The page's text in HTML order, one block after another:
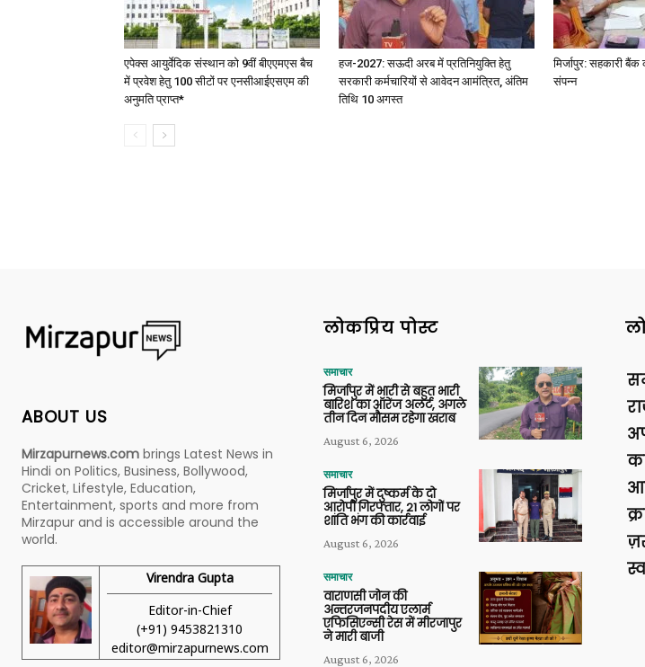
एपेक्स आयुर्वेदिक संस्थान को 9वीं बीएएमएस बैच
में प्रवेश हेतु 100 सीटों पर एनसीआईएसएम की
अनुमति प्राप्त*
हज-2027: सऊदी अरब में प्रतिनियुक्ति हेतु
सरकारी कर्मचारियों से आवेदन आमंत्रित, अंतिम
तिथि 10 अगस्त
मिर्जापुर: सहकारी
संपन्न
ABOUT US
Mirzapurnews.com brings Latest News in
Hindi on Politics, Business, Bollywood,
Cricket, Lifestyle, Education,
Entertainment, sports and more from
Mirzapur and is accessible around the
world.
Virendra Gupta
Editor-in-Chief
(+91) 9453821310
editor@mirzapurnews.com
लोकप्रिय पोस्ट
समाचार
मिर्जापुर में भारी से बहुत भारी
बारिश का ऑरेंज अलर्ट, अगले
तीन दिन मौसम रहेगा खराब
August 6, 2026
समाचार
मिर्जापुर में दुष्कर्म के दो
आरोपी गिरफ्तार, 21 लोगों पर
शांति भंग की कार्रवाई
August 6, 2026
समाचार
वाराणसी जोन की
अन्तरजनपदीय एलार्म
एफिसिएन्सी रेस में मीरजापुर
ने मारी बाजी
August 6, 2026